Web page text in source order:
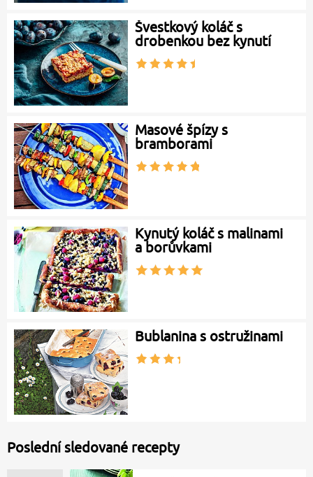
Švestkový koláč s
drobenkou bez kynutí
Masové špízy s
bramborami
Kynutý koláč s malinami
a borůvkami
Bublanina s ostružinami
Poslední sledované recepty